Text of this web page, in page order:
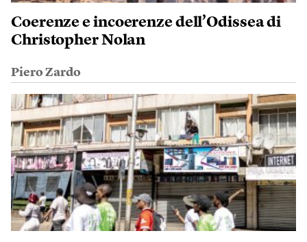
Coerenze e incoerenze dell’Odissea di
Christopher Nolan
Piero Zardo